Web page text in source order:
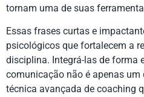
tornam uma de suas
Essas frases curtas e
psicológicos que fortalecem a
disciplina. Integrá-las de forma
comunicação não é apenas um
técnica avançada de coaching